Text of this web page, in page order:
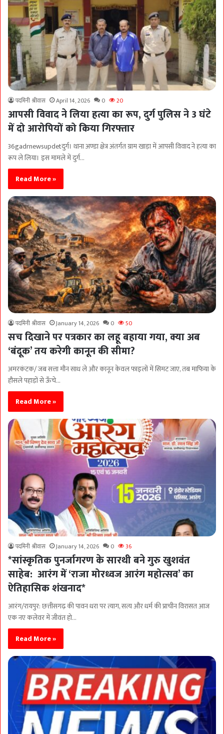
पदमिनी श्रीवास April 14, 2026 0 20
आपसी विवाद ने लिया हत्या का रूप, दुर्ग पुलिस ने 3 घंटे
में दो आरोपियों को किया गिरफ्तार
36gadrnewsupdetदुर्ग। थाना अण्डा क्षेत्र अंतर्गत ग्राम खाड़ा में आपसी विवाद ने हत्या का
रूप ले लिया। इस मामले में दुर्ग…
Read More »
पदमिनी श्रीवास January 14, 2026 0 50
सच दिखाने पर पत्रकार का लहू बहाया गया, क्या अब
‘बंदूक’ तय करेगी कानून की सीमा?
अमरकंटक/ जब सत्ता मौन साध ले और कानून केवल फाइलों में सिमट जाए, तब माफिया के
हौसले पहाड़ों से ऊँचे…
Read More »
पदमिनी श्रीवास January 14, 2026 0 36
*सांस्कृतिक पुनर्जागरण के सारथी बने गुरु खुशवंत
साहेब: आरंग में ‘राजा मोरध्वज आरंग महोत्सव’ का
ऐतिहासिक शंखनाद*
आरंग/रायपुर: छत्तीसगढ़ की पावन धरा पर त्याग, सत्य और धर्म की प्राचीन विरासत आज
एक नए कलेवर में जीवंत हो…
Read More »